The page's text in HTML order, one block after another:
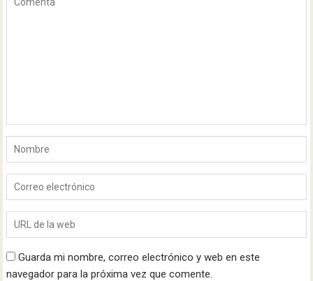
Guarda mi nombre, correo electrónico y web en este
navegador para la próxima vez que comente.